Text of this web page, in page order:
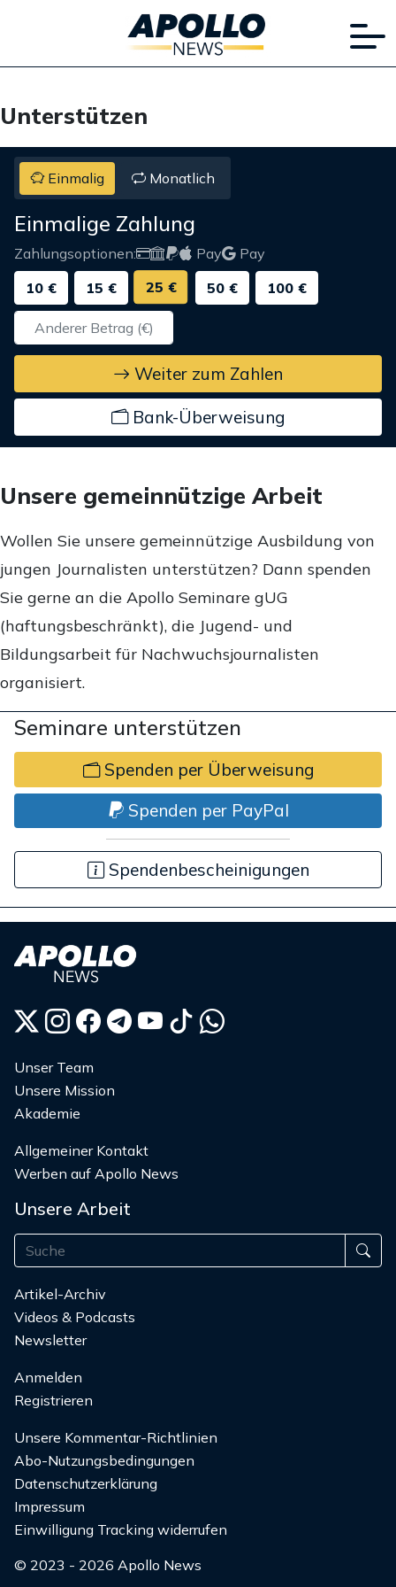
Unterstützen
Einmalig Monatlich
Einmalige Zahlung
Zahlungsoptionen: Pay
Pay
10 €
15 € 25 € 50 € 100 €
Weiter zum Zahlen
Bank-Überweisung
Unsere gemeinnützige Arbeit
Wollen Sie unsere gemeinnützige Ausbildung von
jungen Journalisten unterstützen? Dann spenden
Sie gerne an die Apollo Seminare gUG
(haftungsbeschränkt), die Jugend- und
Bildungsarbeit für Nachwuchsjournalisten
organisiert.
Seminare unterstützen
Spenden per Überweisung
Spenden per PayPal
Spendenbescheinigungen
Unser Team
Unsere Mission
Akademie
Allgemeiner Kontakt
Werben auf Apollo News
Unsere Arbeit
Artikel-Archiv
Videos & Podcasts
Newsletter
Anmelden
Registrieren
Unsere Kommentar-Richtlinien
Abo-Nutzungsbedingungen
Datenschutzerklärung
Impressum
Einwilligung Tracking widerrufen
© 2023 - 2026 Apollo News